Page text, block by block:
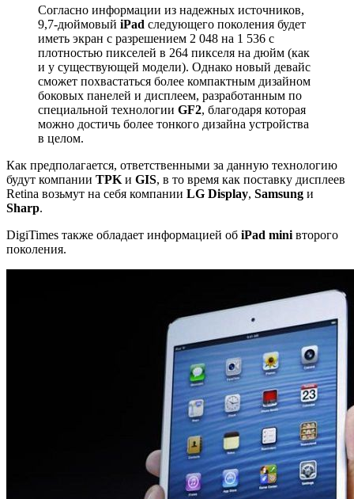
Согласно информации из надежных источников,
9,7-дюймовый iPad следующего поколения будет
иметь экран с разрешением 2 048 на 1 536 с
плотностью пикселей в 264 пикселя на дюйм (как
и у существующей модели). Однако новый девайс
сможет похвастаться более компактным дизайном
боковых панелей и дисплеем, разработанным по
специальной технологии GF2, благодаря которая
можно достичь более тонкого дизайна устройства
в целом.
Как предполагается, ответственными за данную технологию
будут компании TPK и GIS, в то время как поставку дисплеев
Retina возьмут на себя компании LG Display, Samsung и
Sharp.
DigiTimes также обладает информацией об iPad mini второго
поколения.